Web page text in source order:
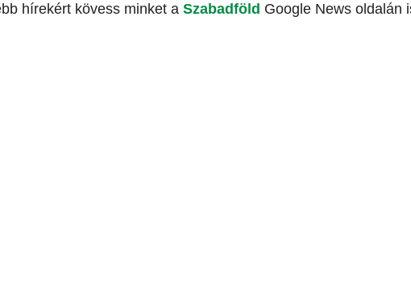
hírekért kövess minket a Szabadföld Google News oldalán